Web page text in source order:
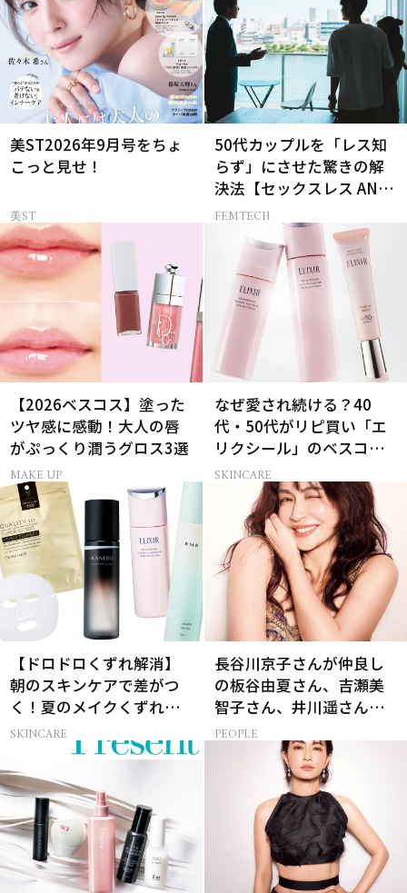
美ST2026年9月号をちょ
こっと見せ！
美ST
50代カップルを「レス知
らず」にさせた驚きの解
決法【セックスレス AND
THE CITY -女たちの告
FEMTECH
【2026ベスコス】塗った
ツヤ感に感動！大人の唇
がぷっくり潤うグロス3選
MAKE UP
なぜ愛され続ける？40
代・50代がリピ買い「エ
リクシール」のベスコス
受賞名品3選
SKINCARE
【ドロドロくずれ解消】
朝のスキンケアで差がつ
く！夏のメイクくずれ防
止術
SKINCARE
長谷川京子さんが仲良し
の板谷由夏さん、吉瀬美
智子さん、井川遥さんと
集まる理由は…
PEOPLE